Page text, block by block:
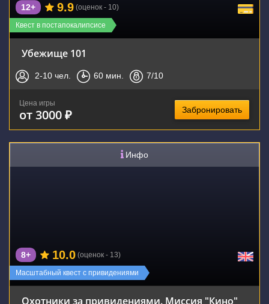
Квест в постапокалипсисе
12+ 9.9 (оценок - 10)
Убежище 101
2-10 чел. 60 мин. 7/10
Цена игры
от 3000 ₽ Забронировать
Инфо
Масштабный квест с привидениями
8+ 10.0 (оценок - 13)
Охотники за привидениями. Миссия "Кино"